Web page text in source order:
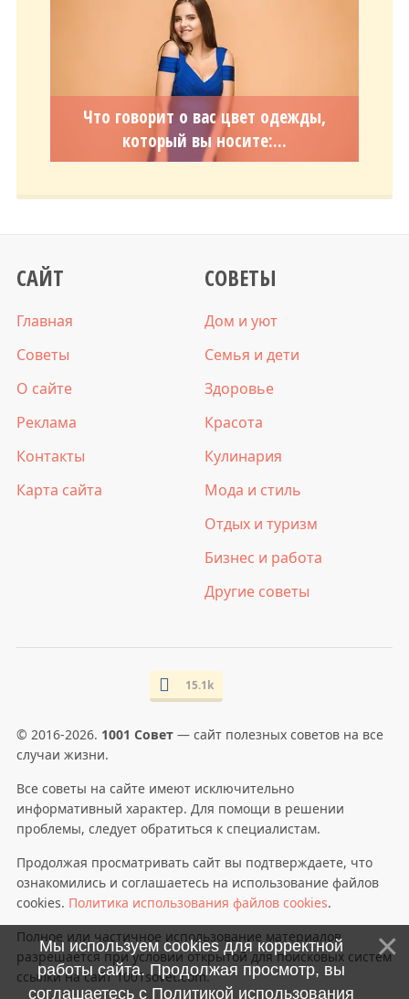
Что говорит о вас цвет одежды,
который вы носите:...
САЙТ
Главная
Советы
О сайте
Реклама
Контакты
Карта сайта
СОВЕТЫ
Дом и уют
Семья и дети
Здоровье
Красота
Кулинария
Мода и стиль
Отдых и туризм
Бизнес и работа
Другие советы
15.1k
© 2016-2026. 1001 Совет— сайт полезных советов на все
случаи жизни.
Все советы на сайте имеют исключительно
информативный характер. Для помощи в решении
проблемы, следует обратиться к специалистам.
Продолжая просматривать сайт вы подтверждаете, что
ознакомились и соглашаетесь на использование файлов
cookies. Политика использования файлов cookies.
Полное или частичное использование материалов
разрешается при условии открытой для поисковых систем
ссылки на сайт 1001sovet.com.
Мы используем cookies для корректной
работы сайта. Продолжая просмотр, вы
соглашаетесь с Политикой использования